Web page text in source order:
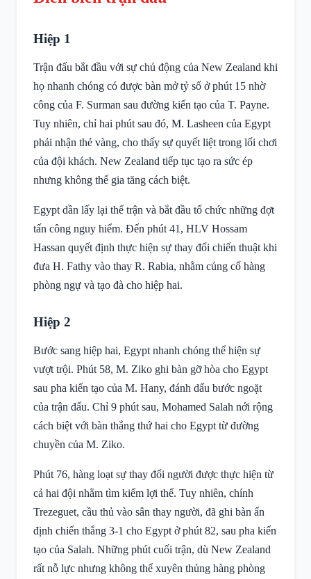
Hiệp 1
Trận đấu bắt đầu với sự chủ động của New Zealand khi
họ nhanh chóng có được bàn mở tỷ số ở phút 15 nhờ
công của F. Surman sau đường kiến tạo của T. Payne.
Tuy nhiên, chỉ hai phút sau đó, M. Lasheen của Egypt
phải nhận thẻ vàng, cho thấy sự quyết liệt trong lối chơi
của đội khách. New Zealand tiếp tục tạo ra sức ép
nhưng không thể gia tăng cách biệt.
Egypt dần lấy lại thế trận và bắt đầu tổ chức những đợt
tấn công nguy hiểm. Đến phút 41, HLV Hossam
Hassan quyết định thực hiện sự thay đổi chiến thuật khi
đưa H. Fathy vào thay R. Rabia, nhằm củng cố hàng
phòng ngự và tạo đà cho hiệp hai.
Hiệp 2
Bước sang hiệp hai, Egypt nhanh chóng thể hiện sự
vượt trội. Phút 58, M. Ziko ghi bàn gỡ hòa cho Egypt
sau pha kiến tạo của M. Hany, đánh dấu bước ngoặt
của trận đấu. Chỉ 9 phút sau, Mohamed Salah nới rộng
cách biệt với bàn thắng thứ hai cho Egypt từ đường
chuyền của M. Ziko.
Phút 76, hàng loạt sự thay đổi người được thực hiện từ
cả hai đội nhằm tìm kiếm lợi thế. Tuy nhiên, chính
Trezeguet, cầu thủ vào sân thay người, đã ghi bàn ấn
định chiến thắng 3-1 cho Egypt ở phút 82, sau pha kiến
tạo của Salah. Những phút cuối trận, dù New Zealand
rất nỗ lực nhưng không thể xuyên thủng hàng phòng